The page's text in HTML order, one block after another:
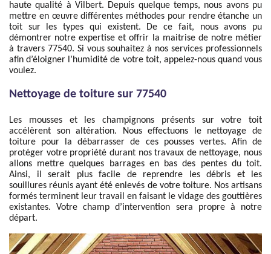
haute qualité à Vilbert. Depuis quelque temps, nous avons pu
mettre en œuvre différentes méthodes pour rendre étanche un
toit sur les types qui existent. De ce fait, nous avons pu
démontrer notre expertise et offrir la maitrise de notre métier
à travers 77540. Si vous souhaitez à nos services professionnels
afin d’éloigner l’humidité de votre toit, appelez-nous quand vous
voulez.
Nettoyage de toiture sur 77540
Les mousses et les champignons présents sur votre toit
accélèrent son altération. Nous effectuons le nettoyage de
toiture pour la débarrasser de ces pousses vertes. Afin de
protéger votre propriété durant nos travaux de nettoyage, nous
allons mettre quelques barrages en bas des pentes du toit.
Ainsi, il serait plus facile de reprendre les débris et les
souillures réunis ayant été enlevés de votre toiture. Nos artisans
formés terminent leur travail en faisant le vidage des gouttières
existantes. Votre champ d’intervention sera propre à notre
départ.